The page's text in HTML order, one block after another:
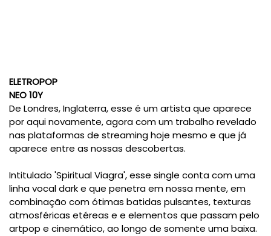
ELETROPOP
NEO 10Y
De Londres, Inglaterra, esse é um artista que aparece
por aqui novamente, agora com um trabalho revelado
nas plataformas de streaming hoje mesmo e que já
aparece entre as nossas descobertas.
Intitulado 'Spiritual Viagra', esse single conta com uma
linha vocal dark e que penetra em nossa mente, em
combinação com ótimas batidas pulsantes, texturas
atmosféricas etéreas e e elementos que passam pelo
artpop e cinemático, ao longo de somente uma baixa.